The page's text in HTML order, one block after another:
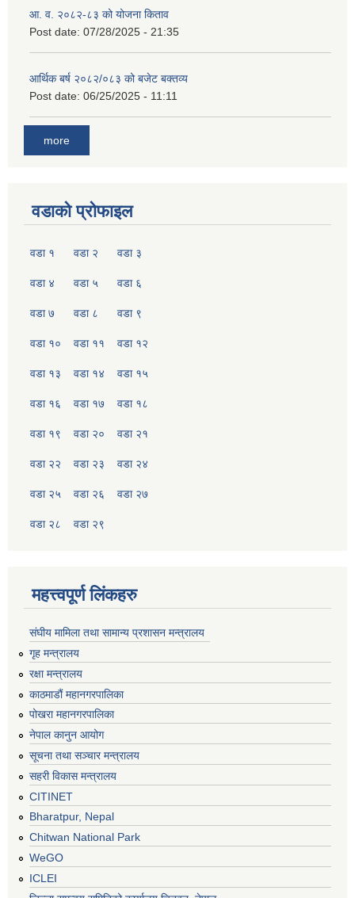
आ. व. २०८२-८३ को योजना किताव
Post date: 07/28/2025 - 21:35
आर्थिक बर्ष २०८२/०८३ को बजेट बक्तव्य
Post date: 06/25/2025 - 11:11
more
वडाको प्रोफाइल
वडा १ वडा २ वडा ३
वडा ४ वडा ५ वडा ६
वडा ७ वडा ८ वडा ९
वडा १० वडा ११ वडा १२
वडा १३ वडा १४ वडा १५
वडा १६ वडा १७ वडा १८
वडा १९ वडा २० वडा २१
वडा २२ वडा २३ वडा २४
वडा २५ वडा २६ वडा २७
वडा २८ वडा २९
महत्त्वपूर्ण लिंकहरु
संघीय मामिला तथा सामान्य प्रशासन मन्त्रालय
गृह मन्त्रालय
रक्षा मन्त्रालय
काठमाडौं महानगरपालिका
पोखरा महानगरपालिका
नेपाल कानुन आयोग
सूचना तथा सञ्चार मन्त्रालय
सहरी विकास मन्त्रालय
CITINET
Bharatpur, Nepal
Chitwan National Park
WeGO
ICLEI